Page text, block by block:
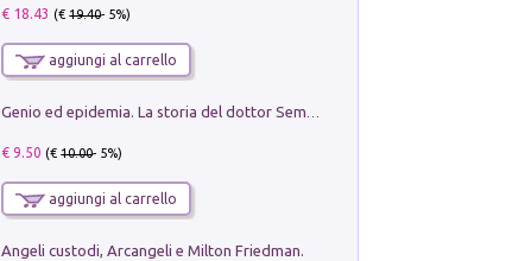
€ 18.43 (€19.40- 5%)
aggiungi al carrello
€ 9.50 (€10.00- 5%)
aggiungi al carrello
Angeli custodi, Arcangeli e Milton Friedman.